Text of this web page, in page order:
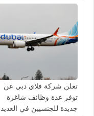
تعلن شركة فلاي دبي عن
توفر عدة وظائف شاغرة
جديدة للجنسيين في العديد